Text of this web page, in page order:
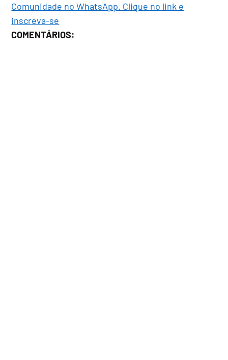
Comunidade no WhatsApp. Clique no link e
inscreva-se
COMENTÁRIOS: